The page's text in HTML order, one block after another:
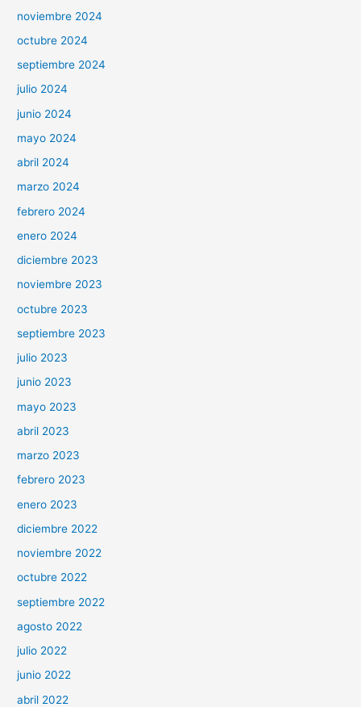
noviembre 2024
octubre 2024
septiembre 2024
julio 2024
junio 2024
mayo 2024
abril 2024
marzo 2024
febrero 2024
enero 2024
diciembre 2023
noviembre 2023
octubre 2023
septiembre 2023
julio 2023
junio 2023
mayo 2023
abril 2023
marzo 2023
febrero 2023
enero 2023
diciembre 2022
noviembre 2022
octubre 2022
septiembre 2022
agosto 2022
julio 2022
junio 2022
abril 2022